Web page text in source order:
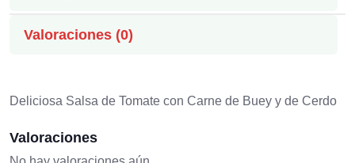
Valoraciones (0)
Deliciosa Salsa de Tomate con Carne de Buey y de Cerdo
Valoraciones